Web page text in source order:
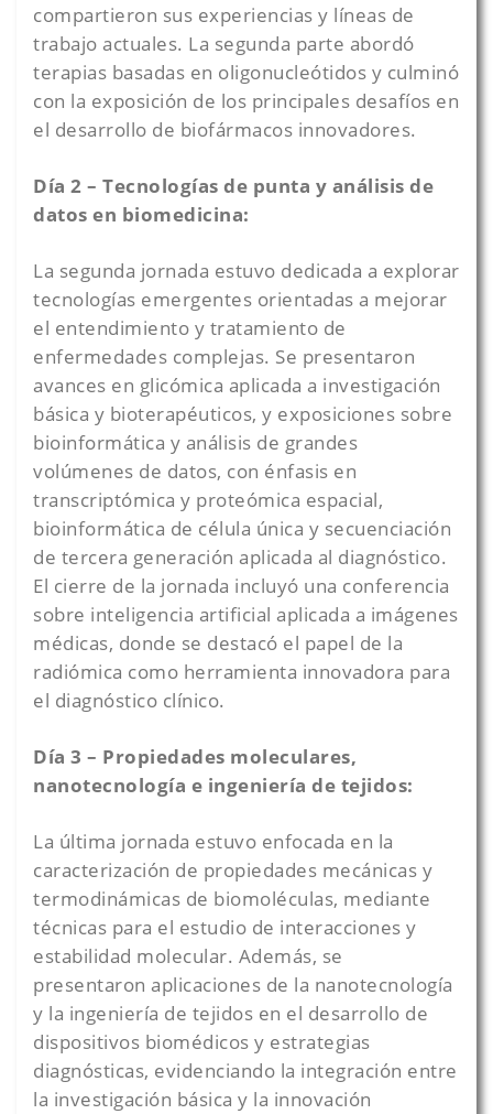
compartieron sus experiencias y líneas de
trabajo actuales. La segunda parte abordó
terapias basadas en oligonucleótidos y culminó
con la exposición de los principales desafíos en
el desarrollo de biofármacos innovadores.
Día 2 – Tecnologías de punta y análisis de
datos en biomedicina:
La segunda jornada estuvo dedicada a explorar
tecnologías emergentes orientadas a mejorar
el entendimiento y tratamiento de
enfermedades complejas. Se presentaron
avances en glicómica aplicada a investigación
básica y bioterapéuticos, y exposiciones sobre
bioinformática y análisis de grandes
volúmenes de datos, con énfasis en
transcriptómica y proteómica espacial,
bioinformática de célula única y secuenciación
de tercera generación aplicada al diagnóstico.
El cierre de la jornada incluyó una conferencia
sobre inteligencia artificial aplicada a imágenes
médicas, donde se destacó el papel de la
radiómica como herramienta innovadora para
el diagnóstico clínico.
Día 3 – Propiedades moleculares,
nanotecnología e ingeniería de tejidos:
La última jornada estuvo enfocada en la
caracterización de propiedades mecánicas y
termodinámicas de biomoléculas, mediante
técnicas para el estudio de interacciones y
estabilidad molecular. Además, se
presentaron aplicaciones de la nanotecnología
y la ingeniería de tejidos en el desarrollo de
dispositivos biomédicos y estrategias
diagnósticas, evidenciando la integración entre
la investigación básica y la innovación